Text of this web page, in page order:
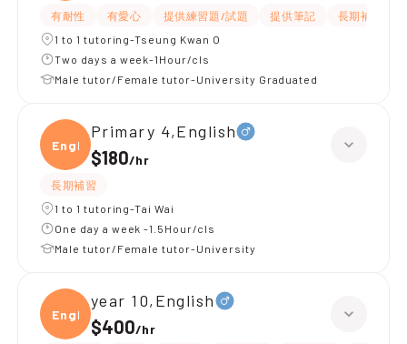
有耐性 有愛心 提供練習題/試題 提供筆記
長期補習
1 to 1 tutoring-Tseung Kwan O
Two days a week-1Hour/cls
Male tutor/Female tutor-University Graduated
Engli
Primary 4,English
$180/hr
長期補習
1 to 1 tutoring-Tai Wai
One day a week -1.5Hour/cls
Male tutor/Female tutor-University
Engli
year 10,English
$400/hr